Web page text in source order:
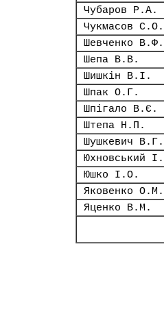
Чубаров Р.А.
Чукмасов С.О.
Шевченко В.Ф.
Шепа В.В.
Шишкін В.І.
Шпак О.Г.
Шпігало В.Є.
Штепа Н.П.
Шушкевич В.Г.
Юхновський
Юшко І.О.
Яковенко О.М.
Яценко В.М.